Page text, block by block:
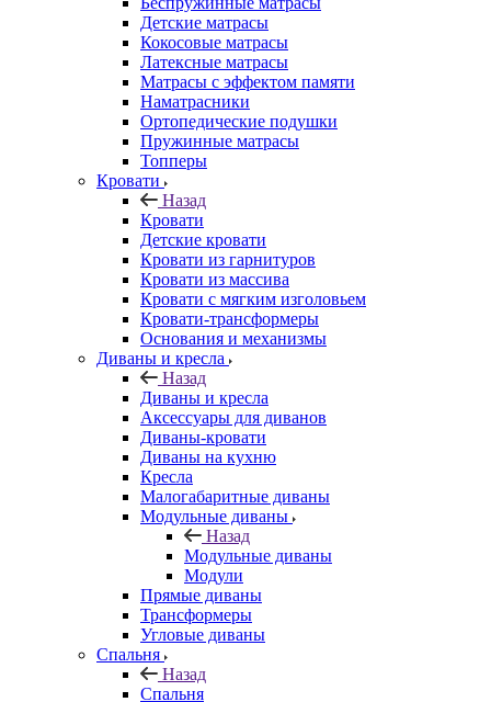
Детские матрасы
Кокосовые матрасы
Латексные матрасы
Матрасы с эффектом памяти
Наматрасники
Ортопедические подушки
Пружинные матрасы
Топперы
Кровати
Назад
Кровати
Детские кровати
Кровати из гарнитуров
Кровати из массива
Кровати с мягким изголовьем
Кровати-трансформеры
Основания и механизмы
Диваны и кресла
Назад
Диваны и кресла
Аксессуары для диванов
Диваны-кровати
Диваны на кухню
Кресла
Малогабаритные диваны
Модульные диваны
Назад
Модульные диваны
Модули
Прямые диваны
Трансформеры
Угловые диваны
Спальня
Назад
Спальня